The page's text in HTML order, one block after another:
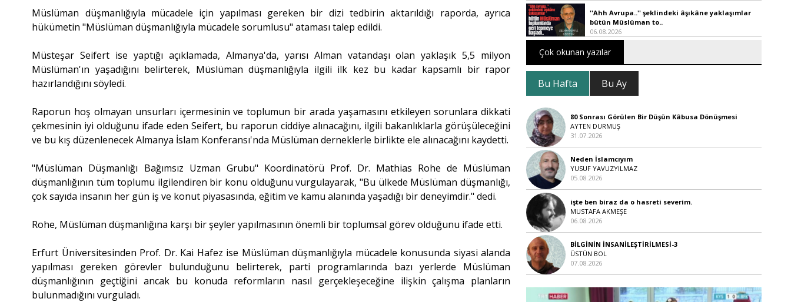
Müslüman düşmanlığıyla mücadele için yapılması gereken bir dizi tedbirin aktarıldığı raporda, ayrıca
hükümetin "Müslüman düşmanlığıyla mücadele sorumlusu" ataması talep edildi.
Müsteşar Seifert ise yaptığı açıklamada, Almanya'da, yarısı Alman vatandaşı olan yaklaşık 5,5 milyon
Müslüman'ın yaşadığını belirterek, Müslüman düşmanlığıyla ilgili ilk kez bu kadar kapsamlı bir rapor
hazırlandığını söyledi.
Raporun hoş olmayan unsurları içermesinin ve toplumun bir arada yaşamasını etkileyen sorunlara dikkati
çekmesinin iyi olduğunu ifade eden Seifert, bu raporun ciddiye alınacağını, ilgili bakanlıklarla görüşüleceğini
ve bu kış düzenlenecek Almanya İslam Konferansı'nda Müslüman derneklerle birlikte ele alınacağını kaydetti.
"Müslüman Düşmanlığı Bağımsız Uzman Grubu" Koordinatörü Prof. Dr. Mathias Rohe de Müslüman
düşmanlığının tüm toplumu ilgilendiren bir konu olduğunu vurgulayarak, "Bu ülkede Müslüman düşmanlığı,
çok sayıda insanın her gün iş ve konut piyasasında, eğitim ve kamu alanında yaşadığı bir deneyimdir." dedi.
Rohe, Müslüman düşmanlığına karşı bir şeyler yapılmasının önemli bir toplumsal görev olduğunu ifade etti.
Erfurt Üniversitesinden Prof. Dr. Kai Hafez ise Müslüman düşmanlığıyla mücadele konusunda siyasi alanda
yapılması gereken görevler bulunduğunu belirterek, parti programlarında bazı yerlerde Müslüman
düşmanlığının geçtiğini ancak bu konuda reformların nasıl gerçekleşeceğine ilişkin çalışma planların
bulunmadığını vurguladı.
''Ahh Avrupa..'' şeklindeki âşıkâne yaklaşımlar
bütün Müslüman to..
06.08.2026
Çok okunan yazılar
Bu Hafta Bu Ay
80 Sonrası Görülen Bir Düşün Kâbusa Dönüşmesi
AYTEN DURMUŞ
31.07.2026
Neden İslamcıyım
YUSUF YAVUZYILMAZ
05.08.2026
işte ben biraz da o hasreti severim.
MUSTAFA AKMEŞE
06.08.2026
BİLGİNİN İNSANİLEŞTİRİLMESİ-3
ÜSTÜN BOL
07.08.2026